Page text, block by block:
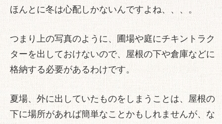
ほんとに冬は心配しかないんですよね、、、。
つまり上の写真のように、圃場や庭にチキントラク
ターを出しておけないので、屋根の下や倉庫などに
格納する必要があるわけです。
夏場、外に出していたものをしまうことは、屋根の
下に場所があれば簡単なことかもしれませんが、な